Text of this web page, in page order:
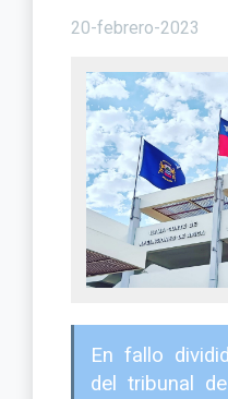
20-febrero-2023
En fallo
del tribunal